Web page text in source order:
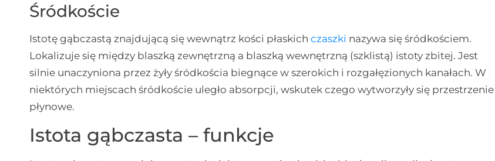
Śródkoście
Istotę gąbczastą znajdującą się wewnątrz kości płaskichczaszki nazywa się śródkościem.
Lokalizuje się między blaszką zewnętrzną a blaszką wewnętrzną (szklistą) istoty zbitej. Jest
silnie unaczyniona przez żyły śródkościa biegnące w szerokich i rozgałęzionych kanałach. W
niektórych miejscach śródkoście uległo absorpcji, wskutek czego wytworzyły się przestrzenie
płynowe.
Istota gąbczasta – funkcje